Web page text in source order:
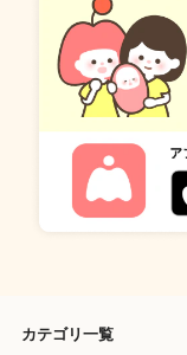
カテゴリ一覧